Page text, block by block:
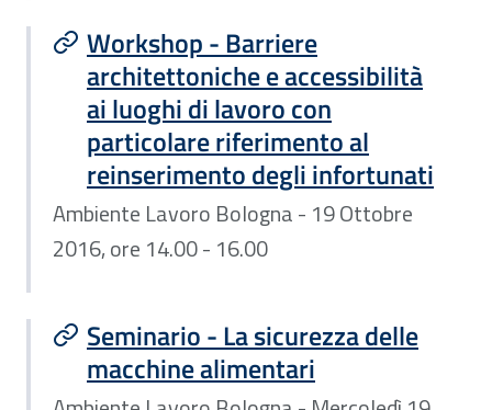
Workshop - Barriere
architettoniche e accessibilità
ai luoghi di lavoro con
particolare riferimento al
reinserimento degli infortunati
Ambiente Lavoro Bologna - 19 Ottobre
2016, ore 14.00 - 16.00
Seminario - La sicurezza delle
macchine alimentari